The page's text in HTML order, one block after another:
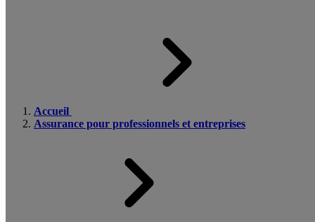
Accueil
Assurance pour professionnels et entreprises